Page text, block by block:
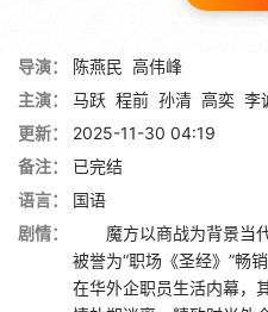
导演： 陈燕民 高伟峰
主演：
马跃 程前 孙清 高奕 李
更新：
2025-11-30 04:19
备注：
已完结
语言：
国语
剧情：
魔方以商战为背景当代
被誉为“职场《圣经》”畅
在华外企职员生活内幕，